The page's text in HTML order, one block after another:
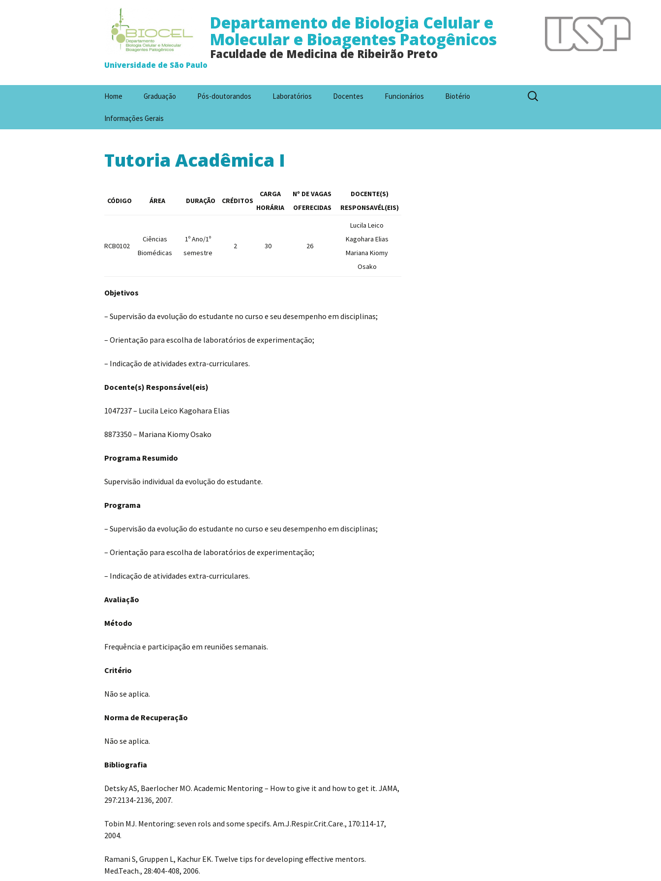
Departamento de Biologia Celular e
Molecular e Bioagentes Patogênicos
Faculdade de Medicina de Ribeirão Preto
Universidade de São Paulo
Home Graduação Pós-doutorandos Laboratórios Docentes Funcionários Biotério
Informações Gerais
Pesquisar
por:
Tutoria Acadêmica I
CÓDIGO ÁREA DURAÇÃO CRÉDITOS
CARGA
HORÁRIA
Nº DE VAGAS
OFERECIDAS
DOCENTE(S)
RESPONSAVÉL(EIS)
RCB0102
Ciências
Biomédicas
1º Ano/1º
semestre
2 30 26
Lucila Leico
Kagohara Elias
Mariana Kiomy
Osako
Objetivos
– Supervisão da evolução do estudante no curso e seu desempenho em disciplinas;
– Orientação para escolha de laboratórios de experimentação;
– Indicação de atividades extra-curriculares.
Docente(s) Responsável(eis)
1047237 – Lucila Leico Kagohara Elias
8873350 – Mariana Kiomy Osako
Programa Resumido
Supervisão individual da evolução do estudante.
Programa
– Supervisão da evolução do estudante no curso e seu desempenho em disciplinas;
– Orientação para escolha de laboratórios de experimentação;
– Indicação de atividades extra-curriculares.
Avaliação
Método
Frequência e participação em reuniões semanais.
Critério
Não se aplica.
Norma de Recuperação
Não se aplica.
Bibliografia
Detsky AS, Baerlocher MO. Academic Mentoring – How to give it and how to get it. JAMA,
297:2134-2136, 2007.
Tobin MJ. Mentoring: seven rols and some specifs. Am.J.Respir.Crit.Care., 170:114-17,
2004.
Ramani S, Gruppen L, Kachur EK. Twelve tips for developing effective mentors.
Med.Teach., 28:404-408, 2006.